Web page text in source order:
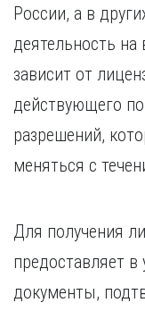
России, а в
деятельность
зависит от
действующего
разрешений,
меняться с
Для получения
предоставляет
документы,